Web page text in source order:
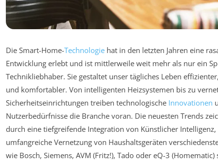
Die Smart-Home-Technologie hat in den letzten Jahren eine
Entwicklung erlebt und ist mittlerweile weit mehr als nur ein
Technikliebhaber. Sie gestaltet unser tägliches Leben
und komfortabler. Von intelligenten Heizsystemen bis zu
Sicherheitseinrichtungen treiben technologische Innovationen
Nutzerbedürfnisse die Branche voran. Die neuesten Trends
durch eine tiefgreifende Integration von Künstlicher Intelligenz,
umfangreiche Vernetzung von Haushaltsgeräten
wie Bosch, Siemens, AVM (Fritz!), Tado oder eQ-3